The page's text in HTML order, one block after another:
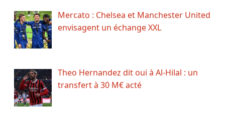
Mercato : Chelsea et Manchester United
envisagent un échange XXL
Theo Hernandez dit oui à Al-Hilal : un
transfert à 30 M€ acté